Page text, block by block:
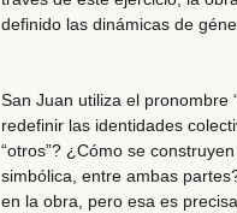
definido las dinámicas de
San Juan utiliza el pronombre
redefinir las identidades
“otros”? ¿Cómo se
simbólica, entre ambas
en la obra, pero esa es